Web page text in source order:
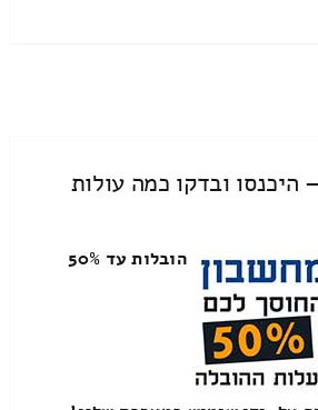
היכנסו ובדקו כמה עולות
הובלות עד 50%